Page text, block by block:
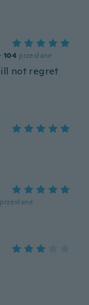
· 104 przesłane
not regret
przesłane